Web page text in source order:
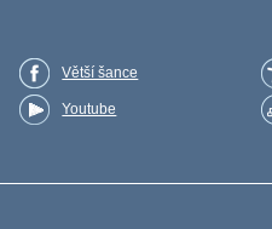
Větší šance
Youtube